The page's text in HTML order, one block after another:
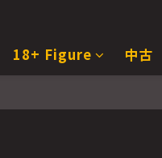
18+ Figure 中古